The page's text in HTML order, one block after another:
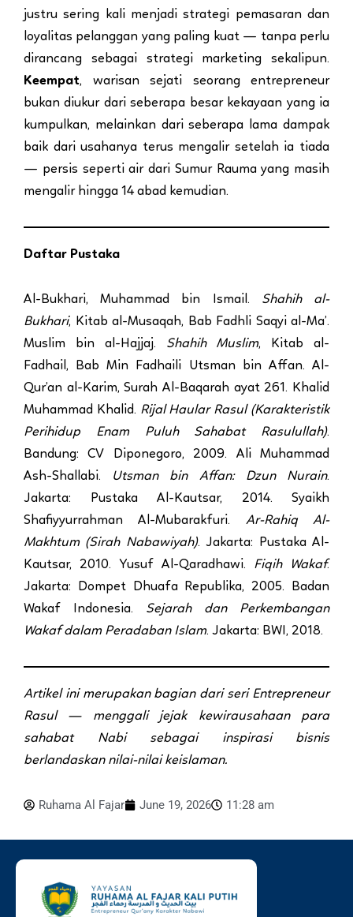
justru sering kali menjadi strategi pemasaran dan
loyalitas pelanggan yang paling kuat — tanpa perlu
dirancang sebagai strategi marketing sekalipun.
Keempat, warisan sejati seorang entrepreneur
bukan diukur dari seberapa besar kekayaan yang ia
kumpulkan, melainkan dari seberapa lama dampak
baik dari usahanya terus mengalir setelah ia tiada
— persis seperti air dari Sumur Rauma yang masih
mengalir hingga 14 abad kemudian.
Daftar Pustaka
Al-Bukhari, Muhammad bin Ismail. Shahih al-
Bukhari, Kitab al-Musaqah, Bab Fadhli Saqyi al-Ma’.
Muslim bin al-Hajjaj. Shahih Muslim, Kitab al-
Fadhail, Bab Min Fadhaili Utsman bin Affan. Al-
Qur’an al-Karim, Surah Al-Baqarah ayat 261. Khalid
Muhammad Khalid. Rijal Haular Rasul (Karakteristik
Perihidup Enam Puluh Sahabat Rasulullah).
Bandung: CV Diponegoro, 2009. Ali Muhammad
Ash-Shallabi.
Utsman bin Affan: Dzun Nurain.
Jakarta: Pustaka Al-Kautsar, 2014. Syaikh
Shafiyyurrahman Al-Mubarakfuri. Ar-Rahiq Al-
Makhtum (Sirah Nabawiyah). Jakarta: Pustaka Al-
Kautsar, 2010. Yusuf Al-Qaradhawi. Fiqih Wakaf.
Jakarta: Dompet Dhuafa Republika, 2005. Badan
Wakaf Indonesia. Sejarah dan Perkembangan
Wakaf dalam Peradaban Islam. Jakarta: BWI, 2018.
Artikel ini merupakan bagian dari seri Entrepreneur
Rasul — menggali jejak kewirausahaan para
sahabat Nabi sebagai inspirasi bisnis
berlandaskan nilai-nilai keislaman.
Ruhama Al Fajar June 19, 2026 11:28 am